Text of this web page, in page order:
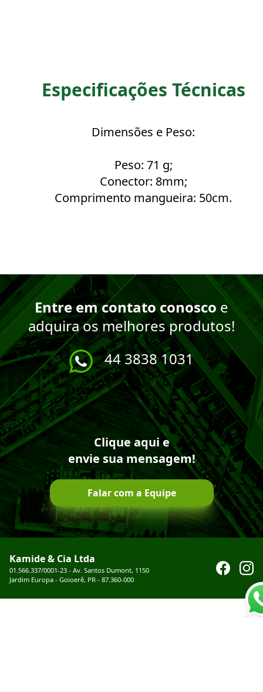
Especificações Técnicas
Dimensões e Peso:
Peso: 71 g;
Conector: 8mm;
Comprimento mangueira: 50cm.
Entre em contato conosco e
adquira os melhores produtos!
44 3838 1031
Clique aqui e
envie sua mensagem!
Falar com a Equipe
Kamide & Cia Ltda
01.566.337/0001-23 - Av. Santos Dumont, 1150
Jardim Europa - Goioerê, PR - 87.360-000